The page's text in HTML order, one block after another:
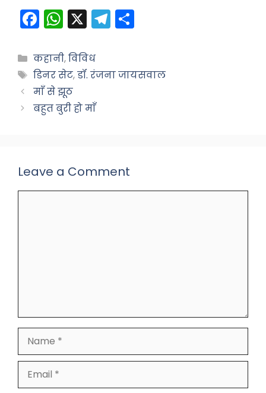
F
a
c
e
b
o
W
h
a
ts
A
p
X T
el
gre
Categories
कहानी,विविध
Tags
डिनर सेट,डॉ. रंजना जायसवाल
माँ से झूठ
बहुत बुरी हो माँ
Leave a Comment
Name
Email